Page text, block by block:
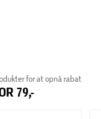
for at opnå rabat
79,-